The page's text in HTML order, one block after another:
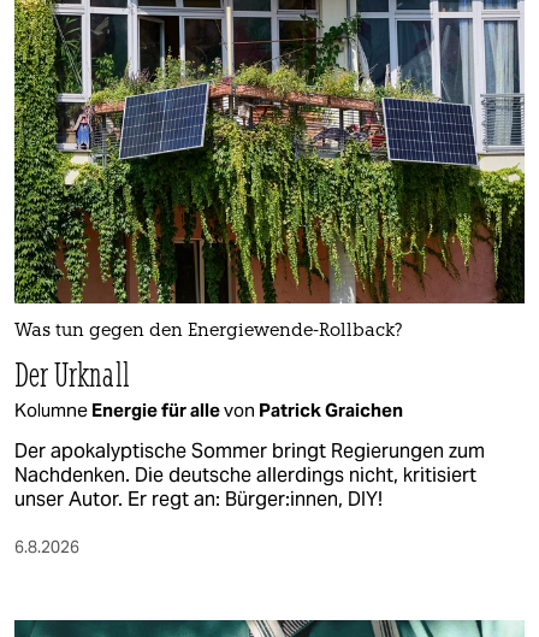
Was tun gegen den Energiewende-Rollback?
Der Urknall
Kolumne Energie für allevon Patrick Graichen
Der apokalyptische Sommer bringt Regierungen zum
Nachdenken. Die deutsche allerdings nicht, kritisiert
unser Autor. Er regt an: Bürger:innen, DIY!
6.8.2026